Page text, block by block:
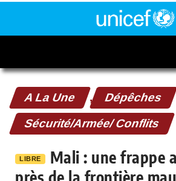
A La Une , Dépêches
Sécurité/Armée/ Conflits
LIBRE
Mali : une frappe
près de la frontière